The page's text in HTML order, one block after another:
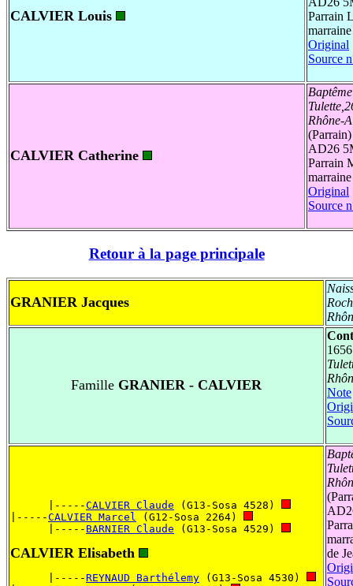
CALVIER Louis
Parrain
Original
Source
CALVIER Catherine
Rhône-
AD26
Parrain
Original
Source
Retour à la page principale
GRANIER Jacques
Famille GRANIER - CALVIER
1656
Note
      |-----
CALVIER Claude (G13-Sosa 4528)
|-----CALVIER Marcel (G12-Sosa 2264)
      |-----
BARNIER Claude (G13-Sosa 4529)
CALVIER Elisabeth
      |-----
REYNAUD Barthélemy (G13-Sosa 4530)
de